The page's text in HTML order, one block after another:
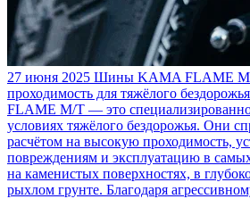
27 июня 2025 Шины KAMA FLAME M/
проходимость для тяжёлого бездорожья
FLAME M/T — это
условиях тяжёлого бездорожья. Они
расчётом на высокую проходимость,
повреждениям и эксплуатацию в
на каменистых поверхностях, в
рыхлом грунте. Благодаря